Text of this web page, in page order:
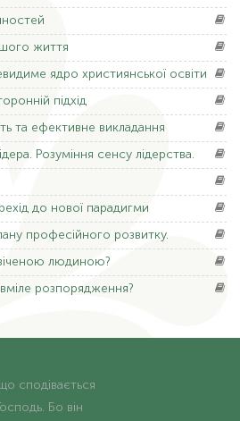
життя
ядро ​​християнської освіти
підхід
та ефективне викладання
Розуміння сенсу лідерства.
до нової парадигми
професійного розвитку.
людиною?
розпорядження?
сподівається
Бо він